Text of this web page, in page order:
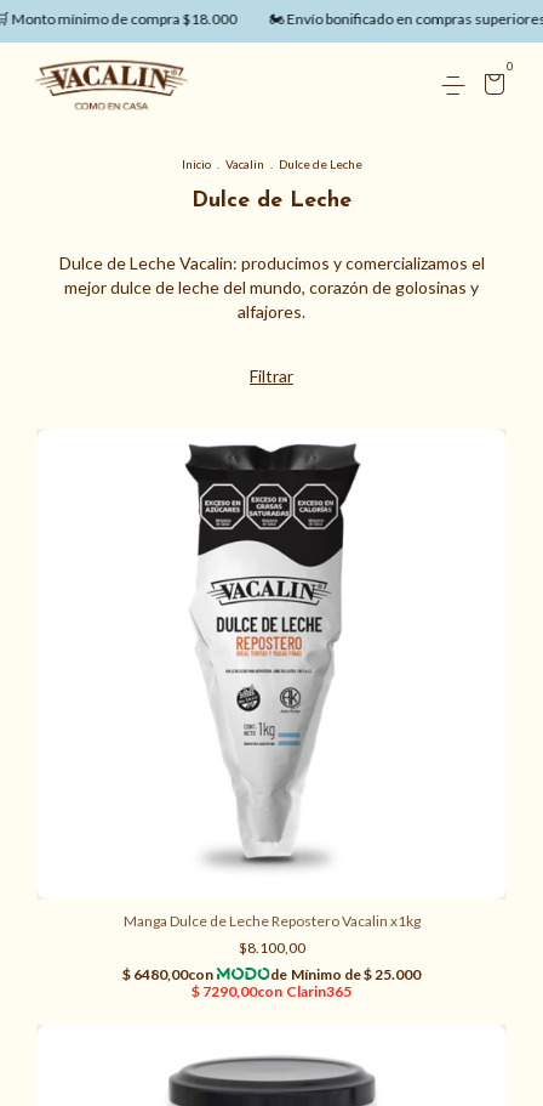
de compra $18.000 🏍️ Envío bonificado en compras superiores a
0
Inicio Vacalin Dulce de Leche
Dulce de Leche
Dulce de Leche Vacalin: producimos y comercializamos el
mejor dulce de leche del mundo, corazón de golosinas y
alfajores.
Filtrar
Manga Dulce de Leche Repostero Vacalin x1kg
$8.100,00